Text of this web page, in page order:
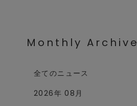
Monthly Archive
全てのニュース
2026年 08月